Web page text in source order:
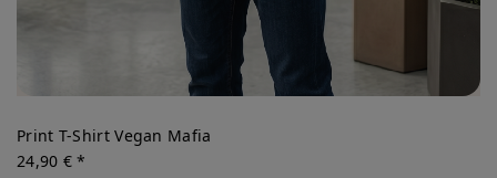
Print T-Shirt Vegan Mafia
24,90 € *